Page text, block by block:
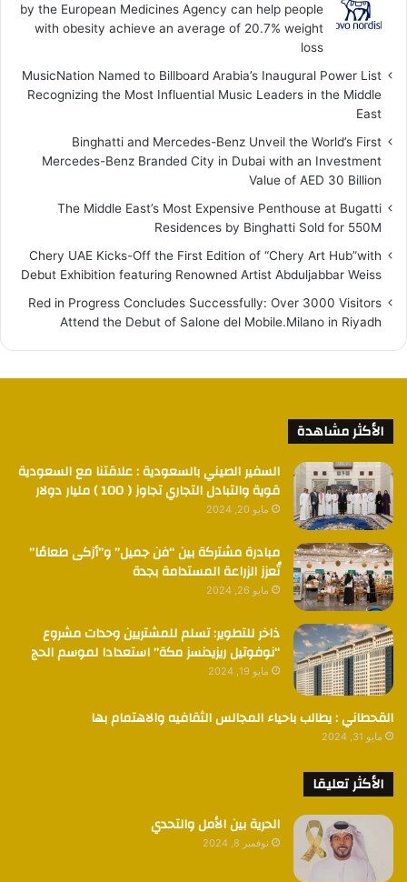
by the European Medicines Agency can help people
with obesity achieve an average of 20.7% weight
loss
MusicNation Named to Billboard Arabia’s Inaugural Power List
Recognizing the Most Influential Music Leaders in the Middle
East
Binghatti and Mercedes-Benz Unveil the World’s First
Mercedes-Benz Branded City in Dubai with an Investment
Value of AED 30 Billion
The Middle East’s Most Expensive Penthouse at Bugatti
Residences by Binghatti Sold for 550M
Chery UAE Kicks-Off the First Edition of “Chery Art Hub”with
Debut Exhibition featuring Renowned Artist Abduljabbar Weiss
Red in Progress Concludes Successfully: Over 3000 Visitors
Attend the Debut of Salone del Mobile.Milano in Riyadh
الأكثر مشاهدة
السفير الصيني بالسعودية : علاقتنا مع السعودية
قوية والتبادل التجاري تجاوز ( 100 ) مليار دولار
مايو 20, 2024
مبادرة مشتركة بين “فن جميل” و”أزكى طعامًا”
تُعزز الزراعة المستدامة بجدة
مايو 26, 2024
ذاخر للتطوير: تسلم للمشتريين وحدات مشروع
“نوفوتيل ريزيدنسز مكة” استعدادا لموسم الحج
مايو 19, 2024
القحطاني : يطالب باحياء المجالس الثقافيه والاهتمام بها
مايو 31, 2024
الأكثر تعليقا
الحرية بين الأمل والتحدي
نوفمبر 8, 2024